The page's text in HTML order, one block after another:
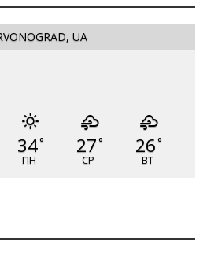
UA
34°
ПН
27°
СР
26°
ВТ